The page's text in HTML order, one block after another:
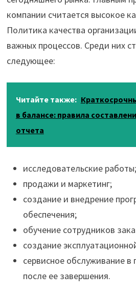
компании считается высокое
Политика качества
важных процессов. Среди них
следующее:
Читайте также:
в балансе: правила
отчета
исследовательские работы;
продажи и маркетинг;
создание и внедрение
обеспечения;
обучение сотрудников
создание
сервисное обслуживание в
после ее завершения.